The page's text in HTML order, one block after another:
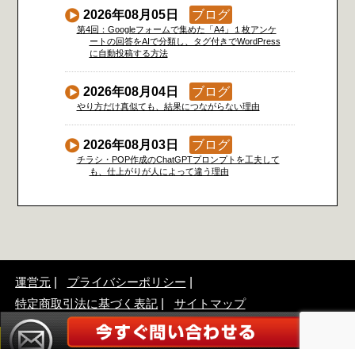
2026年08月05日 ブログ
第4回：Googleフォームで集めた「A4」１枚アンケ
ートの回答をAIで分類し、タグ付きでWordPress
に自動投稿する方法
2026年08月04日 ブログ
やり方だけ真似ても、結果につながらない理由
2026年08月03日 ブログ
チラシ・POP作成のChatGPTプロンプトを工夫して
も、仕上がりが人によって違う理由
運営元
プライバシーポリシー
特定商取引法に基づく表記
サイトマップ
©2017 「A4」1枚販促アンケート広告作成アドバイザー協会